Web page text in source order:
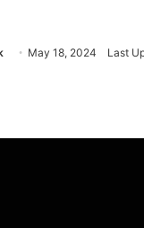
May 18, 2024 Last